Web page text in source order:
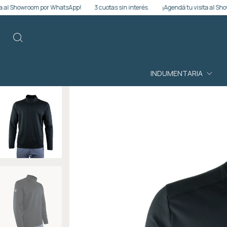
por WhatsApp! 3 cuotas sin interés. ¡Agendá tu visita al Showroom por
INDUMENTARIA